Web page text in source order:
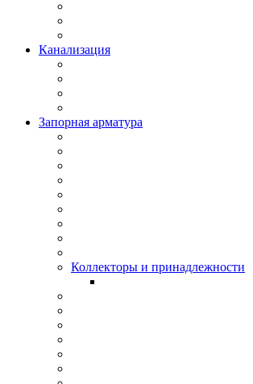
Канализация
Запорная арматура
Коллекторы и принадлежности